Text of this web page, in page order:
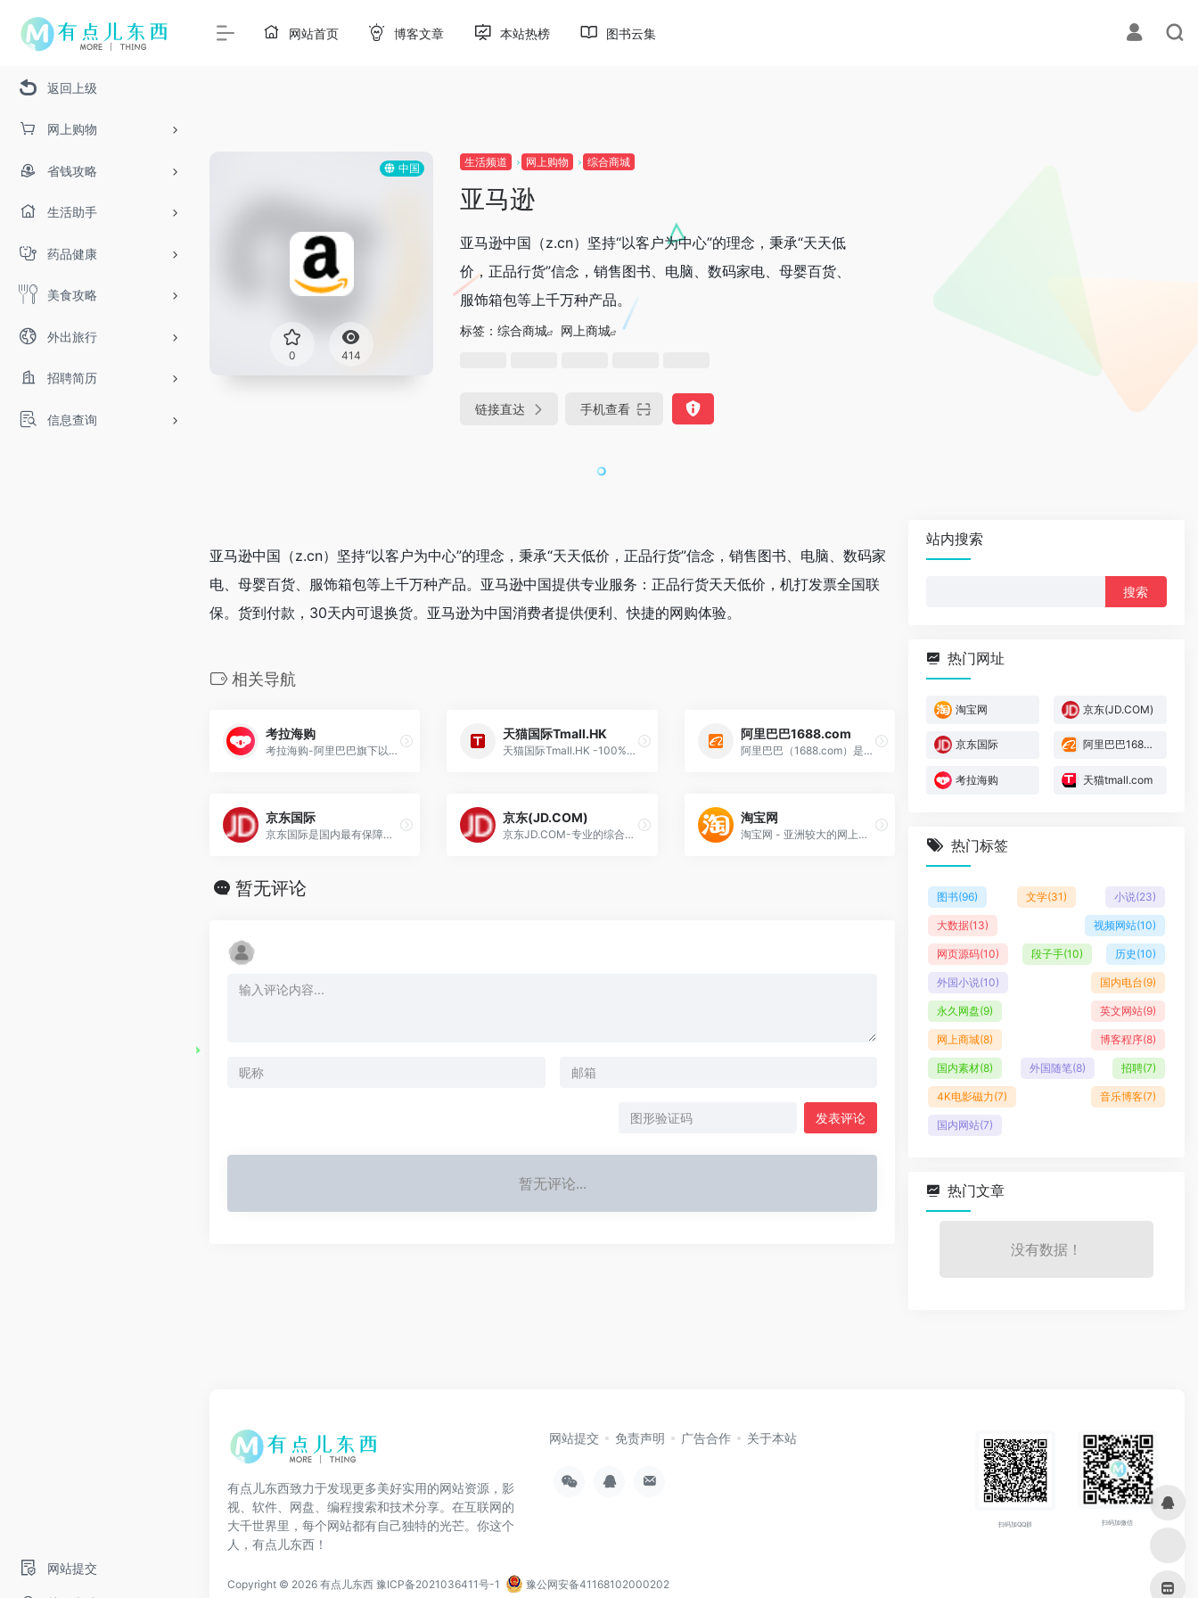
返回上级
网上购物
省钱攻略
生活助手
药品健康
美食攻略
外出旅行
招聘简历
信息查询
网站提交
网站首页 博客文章 本站热榜 图书云集
中国
0 414
生活频道 网上购物 综合商城
亚马逊
亚马逊中国（z.cn）坚持“以客户为中心”的理念，秉承“天天低
价，正品行货”信念，销售图书、电脑、数码家电、母婴百货、
服饰箱包等上千万种产品。
标签： 综合商城 网上商城
链接直达 手机查看
亚马逊中国（z.cn）坚持“以客户为中心”的理念，秉承“天天低价，正品行货”信念，销售图书、电脑、数码家
电、母婴百货、服饰箱包等上千万种产品。亚马逊中国提供专业服务：正品行货天天低价，机打发票全国联
保。货到付款，30天内可退换货。亚马逊为中国消费者提供便利、快捷的网购体验。
相关导航
考拉海购
考拉海购-阿里巴巴旗下以跨境业务为主的会员电商，主打官方自营，全球直采的模式，为会员精选全球品质好货，保证极致性价比，全方位服务黑卡会员。
天猫国际Tmall.HK
天猫国际Tmall.HK -100%正品保障 100%海外直供 100%售后服务-理想生活上天猫
阿里巴巴1688.com
阿里巴巴（1688.com）是全球企业间（B2B）电子商务的著名品牌
京东国际
京东国际是国内最有保障的海外购物平台,提供母婴用品,护肤品,彩妆,钟表首饰,数码电器等全球优质商品,全球直供,售后无忧,来京东国际,开启您的海外购物之旅吧.
京东(JD.COM)
京东JD.COM-专业的综合网上购物商城
淘宝网
淘宝网 - 亚洲较大的网上交易平台
暂无评论
发表评论
暂无评论...
站内搜索
热门网址
淘宝网 京东(JD.COM)
京东国际 阿里巴巴1688.com
考拉海购 天猫tmall.com
热门标签
图书(96) 文学(31) 小说(23)
大数据(13) 视频网站(10)
网页源码(10) 段子手(10) 历史 (10)
外国小说(10) 国内电台(9)
永久网盘(9) 英文网站(9)
网上商城(8) 博客程序(8)
国内素材(8) 外国随笔(8) 招聘(7)
4K电影磁力(7) 音乐博客(7)
国内网站(7)
热门文章
没有数据！
有点儿东西致力于发现更多美好实用的网站资源，影
视、软件、网盘、编程搜索和技术分享。在互联网的
大千世界里，每个网站都有自己独特的光芒。你这个
人，有点儿东西！
网站提交 免责声明 广告合作 关于本站
扫码加QQ群 扫码加微信
Copyright © 2026 有点儿东西 豫ICP备2021036411号-1 豫公网安备41168102000202